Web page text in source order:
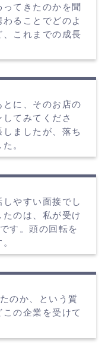
てきたのかを聞
ることでどのよ
これまでの成長
に、そのお店の
てみてくださ
ましたが、落ち
。
やすい面接でし
のは、私が受け
す。頭の回転を
のか、という質
の企業を受けて